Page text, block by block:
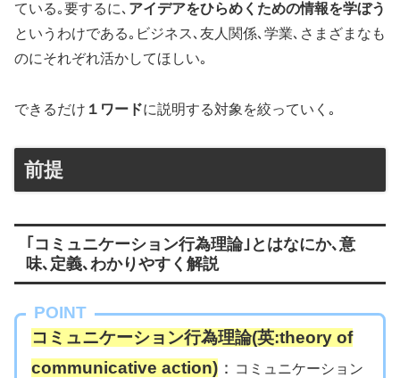
ている｡要するに､ アイデアをひらめくための情報を学ぼう
というわけである｡ビジネス､友人関係､学業､さまざまなも
のにそれぞれ活かしてほしい｡
できるだけ １ワードに説明する対象を絞っていく｡
前提
｢コミュニケーション行為理論｣とはなにか､意
味､定義､わかりやすく解説
POINT
コミュニケーション行為理論(英:theory of
communicative action) ： コミュニケーション